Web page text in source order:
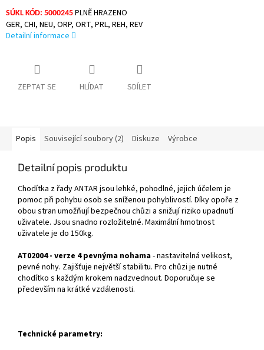
SÚKL KÓD: 5000245 PLNĚ HRAZENO
GER, CHI, NEU, ORP, ORT, PRL, REH, REV
Detailní informace
ZEPTAT SE HLÍDAT SDÍLET
Popis Související soubory (2) Diskuze Výrobce
Detailní popis produktu
Chodítka z řady ANTAR jsou lehké, pohodlné, jejich účelem je
pomoc při pohybu osob se sníženou pohyblivostí. Díky opoře z
obou stran umožňují bezpečnou chůzi a snižují riziko upadnutí
uživatele. Jsou snadno rozložitelné. Maximální hmotnost
uživatele je do 150kg.
AT02004 - verze 4 pevnýma nohama- nastavitelná velikost,
pevné nohy. Zajišťuje největší stabilitu. Pro chůzi je nutné
chodítko s každým krokem nadzvednout. Doporučuje se
především na krátké vzdálenosti.
Technické parametry: